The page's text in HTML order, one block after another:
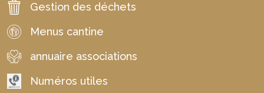
Gestion des déchets
Menus cantine
annuaire associations
Numéros utiles